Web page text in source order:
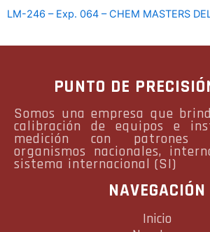
LM-246 – Exp. 064 – CHEM MASTERS
PUNTO DE
Somos una empresa que
calibración de equipos e
medición con patrones
organismos nacionales,
sistema internacional (SI)
NAVEGACIÓN
Inicio